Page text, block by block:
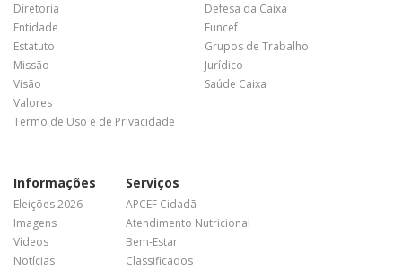
Diretoria
Entidade
Estatuto
Missão
Visão
Valores
Termo de Uso e de Privacidade
Defesa da Caixa
Funcef
Grupos de Trabalho
Jurídico
Saúde Caixa
Informações
Eleições 2026
Imagens
Vídeos
Notícias
Serviços
APCEF Cidadã
Atendimento Nutricional
Bem-Estar
Classificados